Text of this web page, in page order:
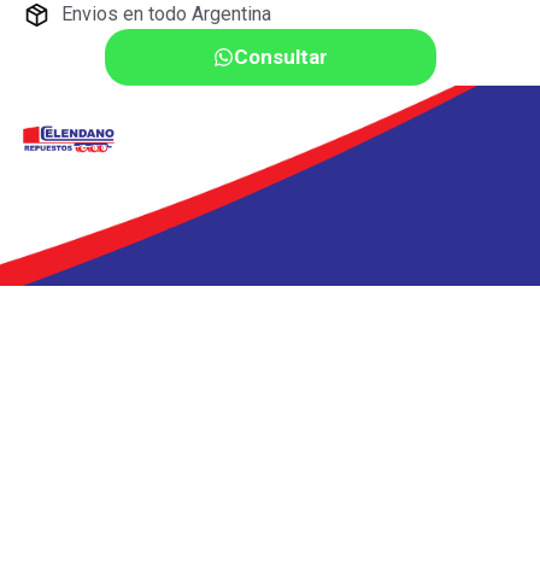
Envios en todo Argentina
Consultar